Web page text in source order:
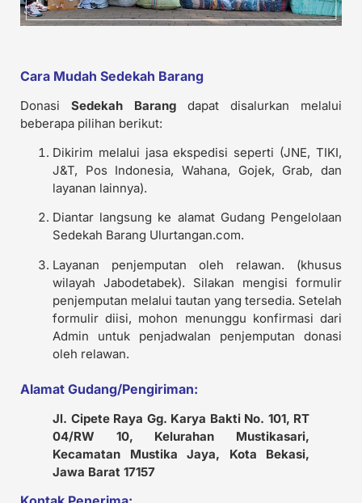
Cara Mudah Sedekah Barang
Donasi Sedekah Barang dapat disalurkan melalui
beberapa pilihan berikut:
Dikirim melalui jasa ekspedisi seperti (JNE, TIKI,
J&T, Pos Indonesia, Wahana, Gojek, Grab, dan
layanan lainnya).
Diantar langsung ke alamat Gudang Pengelolaan
Sedekah Barang Ulurtangan.com.
Layanan penjemputan oleh relawan. (khusus
wilayah Jabodetabek). Silakan mengisi formulir
penjemputan melalui tautan yang tersedia. Setelah
formulir diisi, mohon menunggu konfirmasi dari
Admin untuk penjadwalan penjemputan donasi
oleh relawan.
Alamat Gudang/Pengiriman:
Jl. Cipete Raya Gg. Karya Bakti No. 101, RT
04/RW 10, Kelurahan Mustikasari,
Kecamatan Mustika Jaya, Kota Bekasi,
Jawa Barat 17157